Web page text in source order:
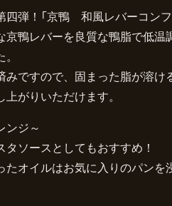
四弾！「京鴨 和風レバーコンフ
京鴨レバーを良質な鴨脂で低温
。
みですので、固まった脂が溶
上がりいただけます。
ンジ～
ソースとしてもおすすめ！
オイルはお気に入りのパンを